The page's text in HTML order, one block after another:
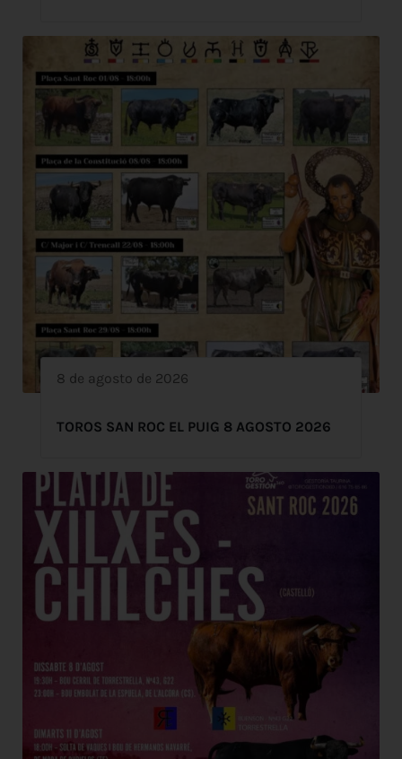
8 de agosto de 2026
TOROS SAN ROC EL PUIG 8 AGOSTO 2026